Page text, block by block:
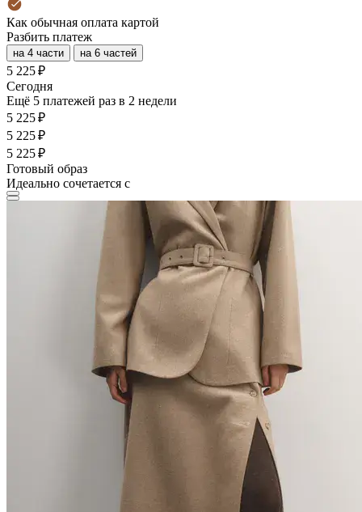
Как обычная оплата картой
Разбить платеж
на 4 части на 6 частей
5 225 ₽
Cегодня
Ещё 5 платежей раз в 2 недели
5 225 ₽
5 225 ₽
5 225 ₽
Готовый образ
Идеально сочетается с